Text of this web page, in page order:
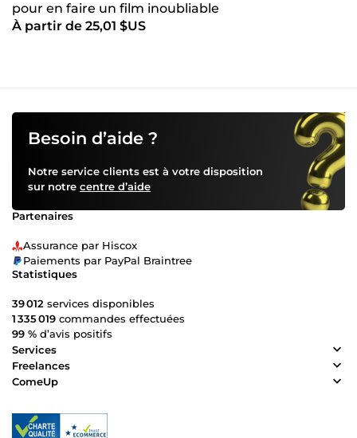
pour en faire un film inoubliable
À partir de 25,01 $US
Besoin d’aide ?
Notre service clients est à votre disposition
sur notre centre d’aide
Partenaires
Assurance par Hiscox
Paiements par PayPal Braintree
Statistiques
39 012 services disponibles
1 335 019 commandes effectuées
99 % d’avis positifs
Services
Freelances
ComeUp